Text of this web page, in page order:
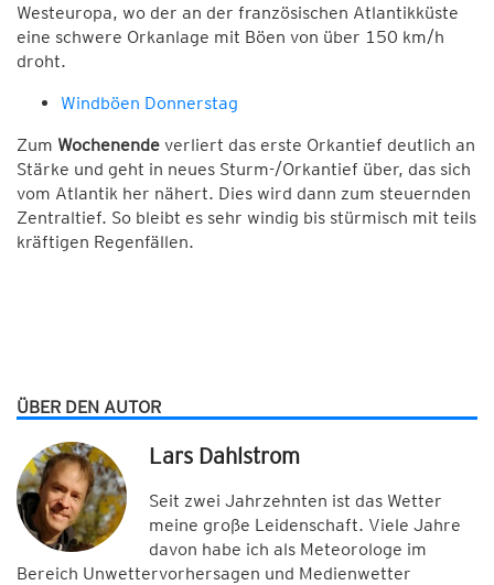
Westeuropa, wo der an der französischen Atlantikküste
eine schwere Orkanlage mit Böen von über 150 km/h
droht.
Windböen Donnerstag
Zum Wochenende verliert das erste Orkantief deutlich an
Stärke und geht in neues Sturm-/Orkantief über, das sich
vom Atlantik her nähert. Dies wird dann zum steuernden
Zentraltief. So bleibt es sehr windig bis stürmisch mit teils
kräftigen Regenfällen.
ÜBER DEN AUTOR
Lars Dahlstrom
Seit zwei Jahrzehnten ist das Wetter
meine große Leidenschaft. Viele Jahre
davon habe ich als Meteorologe im
Bereich Unwettervorhersagen und Medienwetter